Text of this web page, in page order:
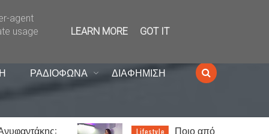
ΡΑΔΙΟΦΩΝΑ ΔΙΑΦΗΜΙΣΗ
Lifestyle
Ποιο από τα δύο
agent
usage
LEARN MORE GOT IT